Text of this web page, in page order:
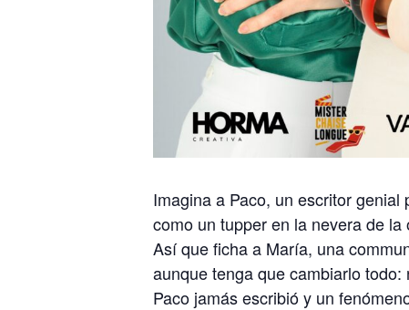
Imagina a Paco, un escritor
como un tupper en la nevera de
Así que ficha a María, una
aunque tenga que cambiarlo
Paco jamás escribió y un